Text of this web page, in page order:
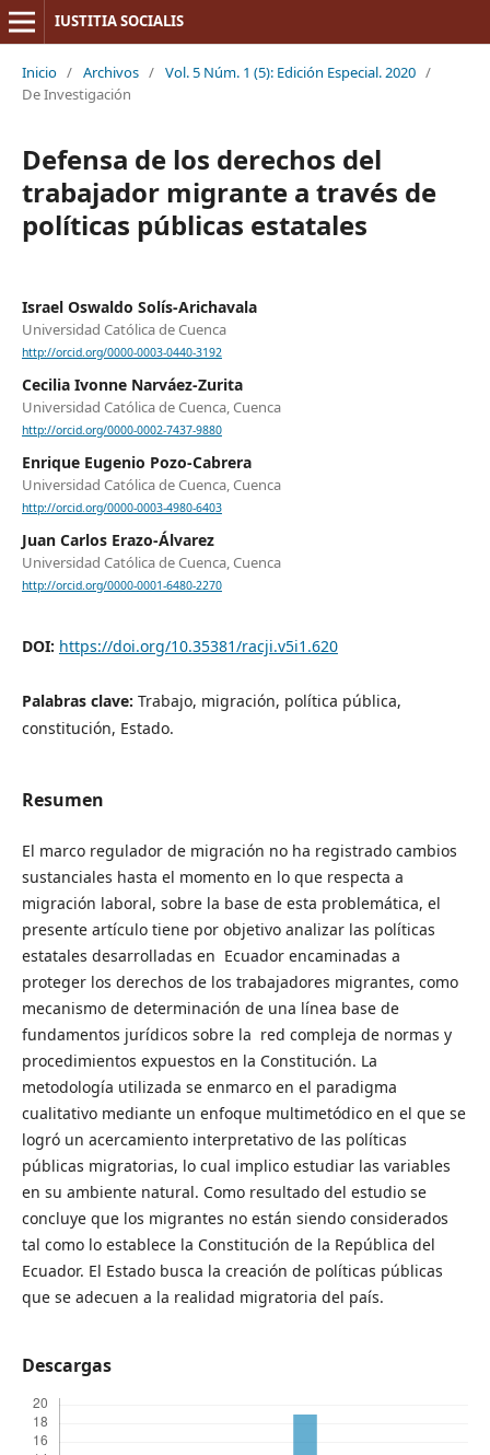
IUSTITIA SOCIALIS
Inicio / Archivos / Vol. 5 Núm. 1 (5): Edición Especial. 2020 /
De Investigación
Defensa de los derechos del
trabajador migrante a través de
políticas públicas estatales
Israel Oswaldo Solís-Arichavala
Universidad Católica de Cuenca
http://orcid.org/0000-0003-0440-3192
Cecilia Ivonne Narváez-Zurita
Universidad Católica de Cuenca, Cuenca
http://orcid.org/0000-0002-7437-9880
Enrique Eugenio Pozo-Cabrera
Universidad Católica de Cuenca, Cuenca
http://orcid.org/0000-0003-4980-6403
Juan Carlos Erazo-Álvarez
Universidad Católica de Cuenca, Cuenca
http://orcid.org/0000-0001-6480-2270
DOI: https://doi.org/10.35381/racji.v5i1.620
Palabras clave: Trabajo, migración, política pública,
constitución, Estado.
Resumen
El marco regulador de migración no ha registrado cambios
sustanciales hasta el momento en lo que respecta a
migración laboral, sobre la base de esta problemática, el
presente artículo tiene por objetivo analizar las políticas
estatales desarrolladas en Ecuador encaminadas a
proteger los derechos de los trabajadores migrantes, como
mecanismo de determinación de una línea base de
fundamentos jurídicos sobre la red compleja de normas y
procedimientos expuestos en la Constitución. La
metodología utilizada se enmarco en el paradigma
cualitativo mediante un enfoque multimetódico en el que se
logró un acercamiento interpretativo de las políticas
públicas migratorias, lo cual implico estudiar las variables
en su ambiente natural. Como resultado del estudio se
concluye que los migrantes no están siendo considerados
tal como lo establece la Constitución de la República del
Ecuador. El Estado busca la creación de políticas públicas
que se adecuen a la realidad migratoria del país.
Descargas